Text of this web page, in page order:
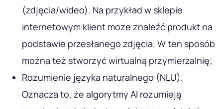
(zdjęcia/wideo). Na przykład w sklepie
internetowym klient może znaleźć produkt na
podstawie przesłanego zdjęcia. W ten sposób
można też stworzyć wirtualną przymierzalnię;
Rozumienie języka naturalnego (NLU).
Oznacza to, że algorytmy AI rozumieją